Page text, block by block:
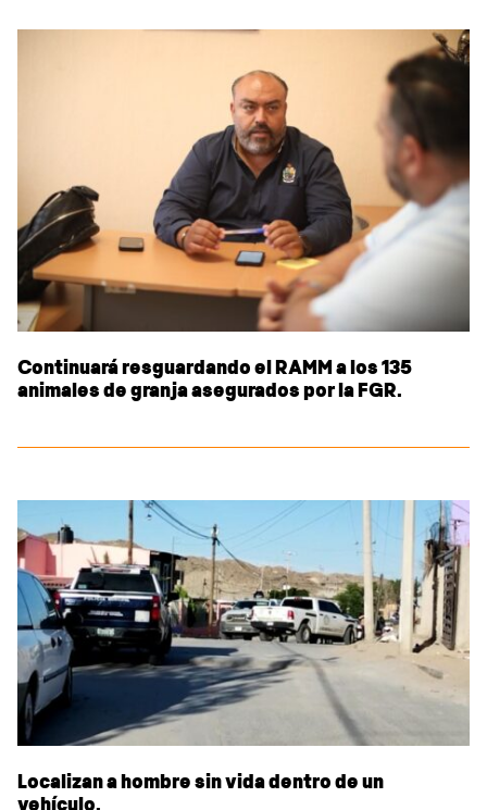
Continuará resguardando el RAMM a los 135
animales de granja asegurados por la FGR.
Localizan a hombre sin vida dentro de un